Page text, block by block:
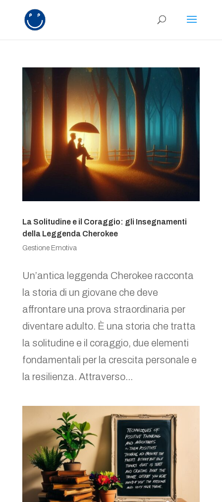
La Solitudine e il Coraggio: gli Insegnamenti
della Leggenda Cherokee
Gestione Emotiva
Un’antica leggenda Cherokee racconta
la storia di un giovane che deve
affrontare una prova straordinaria per
diventare adulto. È una storia che tratta
la solitudine e il coraggio, due elementi
fondamentali per la crescita personale e
la resilienza. Attraverso...